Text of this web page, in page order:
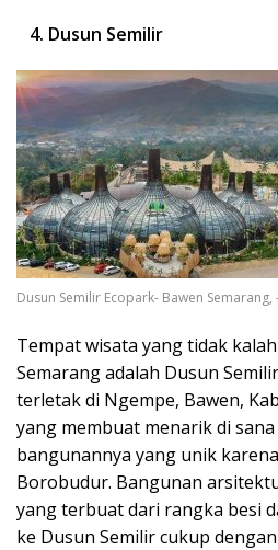
4. Dusun Semilir
Dusun Semilir Ecopark- Bawen
Tempat wisata yang tidak
Semarang adalah Dusun
terletak di Ngempe, Bawen,
yang membuat menarik di
bangunannya yang unik
Borobudur. Bangunan
yang terbuat dari rangka besi
ke Dusun Semilir cukup